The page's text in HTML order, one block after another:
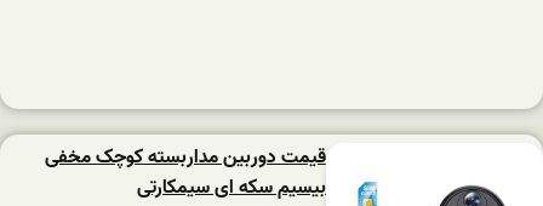
قیمت دوربین مداربسته کوچک مخفی
بیسیم سکه ای سیمکارتی